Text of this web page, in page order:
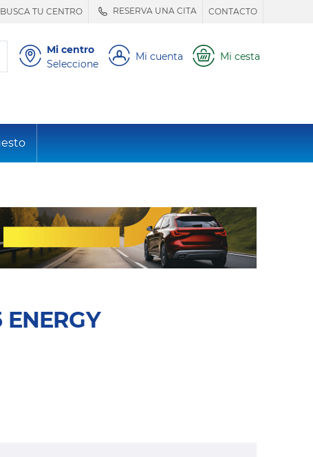
BUSCA TU CENTRO RESERVA UNA CITA CONTACTO
Mi centro
Seleccione
Mi cuenta Mi cesta